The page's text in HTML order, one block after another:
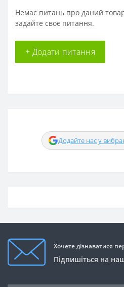
Немає питань про даний
задайте своє питання.
+ Додати питання
Додайте нас у
Хочете дізнаватися
Підпишіться на